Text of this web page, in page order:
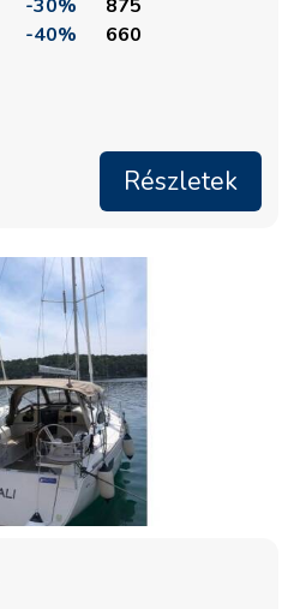
-30%
875
-40% 660
Részletek